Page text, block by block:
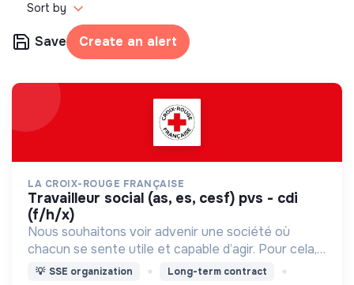
Sort by
Save Create an alert
LA CROIX-ROUGE FRANÇAISE
travailleur social (as, es, cesf) pvs - cdi
(f/h/x)
Nous souhaitons voir advenir une société où
chacun se sente utile et capable d’agir. Pour cela,
nous proposons des moyens et des lieux
💡 SSE organization Long-term contract